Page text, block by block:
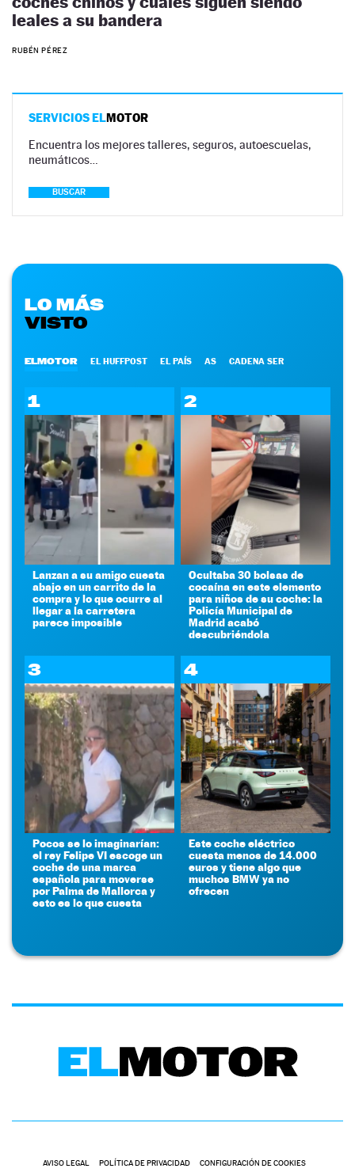
leales a su bandera
RUBÉN PÉREZ
SERVICIOS ELMOTOR
Encuentra los mejores talleres, seguros, autoescuelas,
neumáticos…
BUSCAR
LO MÁS
VISTO
ELMOTOR EL HUFFPOST EL PAÍS AS CADENA SER
1
Lanzan a su amigo cuesta
abajo en un carrito de la
compra y lo que ocurre al
llegar a la carretera
parece imposible
2
Ocultaba 30 bolsas de
cocaína en este elemento
para niños de su coche: la
Policía Municipal de
Madrid acabó
descubriéndola
3
Pocos se lo imaginarían:
el rey Felipe VI escoge un
coche de una marca
española para moverse
por Palma de Mallorca y
esto es lo que cuesta
4
Este coche eléctrico
cuesta menos de 14.000
euros y tiene algo que
muchos BMW ya no
ofrecen
AVISO LEGAL POLÍTICA DE PRIVACIDAD CONFIGURACIÓN DE COOKIES